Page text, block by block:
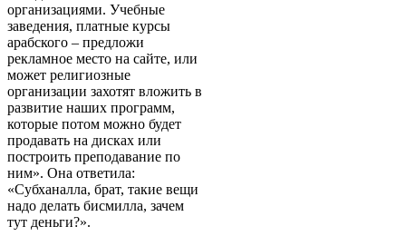
организациями. Учебные
заведения, платные курсы
арабского – предложи
рекламное место на сайте, или
может религиозные
организации захотят вложить в
развитие наших программ,
которые потом можно будет
продавать на дисках или
построить преподавание по
ним». Она ответила:
«Субханалла, брат, такие вещи
надо делать бисмилла, зачем
тут деньги?».